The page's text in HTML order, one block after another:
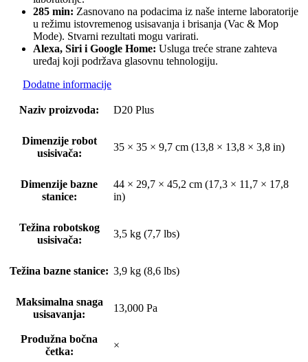
285 min: Zasnovano na podacima iz naše interne laboratorije
u režimu istovremenog usisavanja i brisanja (Vac & Mop
Mode). Stvarni rezultati mogu varirati.
Alexa, Siri i Google Home: Usluga treće strane zahteva
uređaj koji podržava glasovnu tehnologiju.
Dodatne informacije
Naziv proizvoda: D20 Plus
Dimenzije robot
usisivača:
35 × 35 × 9,7 cm (13,8 × 13,8 × 3,8 in)
Dimenzije bazne
stanice:
44 × 29,7 × 45,2 cm (17,3 × 11,7 × 17,8
in)
Težina robotskog
usisivača:
3,5 kg (7,7 lbs)
Težina bazne stanice: 3,9 kg (8,6 lbs)
Maksimalna snaga
usisavanja:
13,000 Pa
Produžna bočna
četka:
×